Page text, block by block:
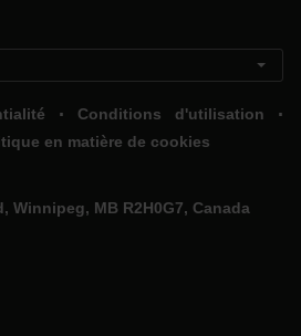
. Conditions d'utilisation .
en matière de cookies
Winnipeg, MB R2H0G7, Canada